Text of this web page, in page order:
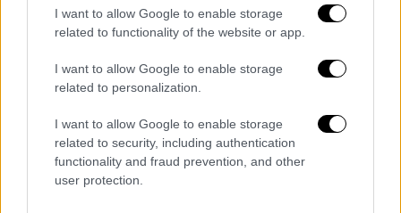
I want to allow Google to enable storage
related to functionality of the website or app.
I want to allow Google to enable storage
related to personalization.
I want to allow Google to enable storage
related to security, including authentication
functionality and fraud prevention, and other
user protection.
διαγράφονται